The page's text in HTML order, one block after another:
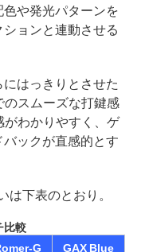
や発光パターンを
ョンと連動させる
はっきりとさせた
スムーズな打鍵感
がわかりやすく、ゲ
ックが直感的とす
下表のとおり。
比較
G
GAX Blue